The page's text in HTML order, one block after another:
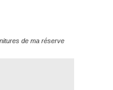
de ma réserve